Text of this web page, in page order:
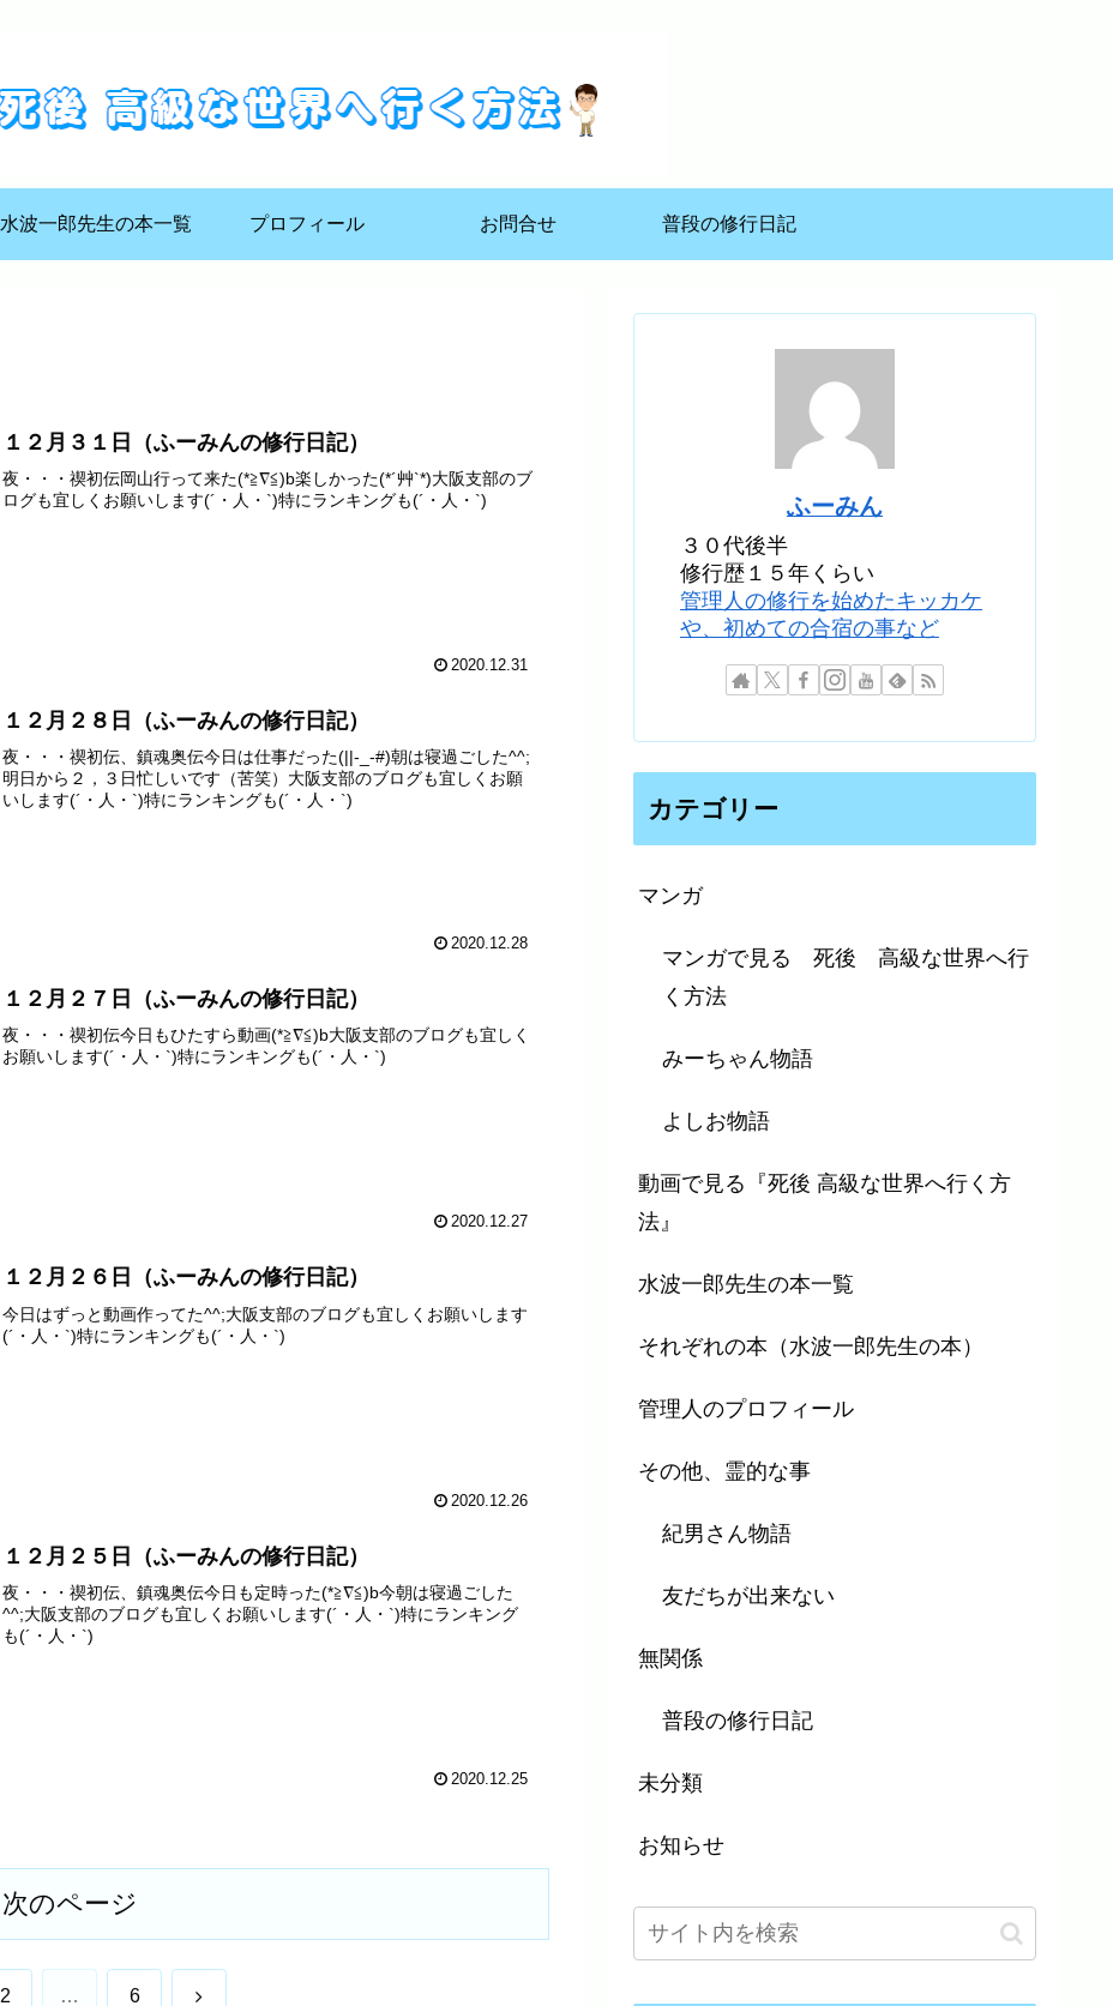
水波一郎先生の本一覧 プロフィール お問合せ 普段の修行日記
１２月３１日（ふーみんの修行日記）
夜・・・禊初伝岡山行って来た(*≧∇≦)b楽しかった(*´艸`*)大阪支部のブ
ログも宜しくお願いします(´・人・`)特にランキングも(´・人・`)
2020.12.31
１２月２８日（ふーみんの修行日記）
夜・・・禊初伝、鎮魂奥伝今日は仕事だった(||-_-#)朝は寝過ごした^^;
明日から２，３日忙しいです（苦笑）大阪支部のブログも宜しくお願
いします(´・人・`)特にランキングも(´・人・`)
2020.12.28
１２月２７日（ふーみんの修行日記）
夜・・・禊初伝今日もひたすら動画(*≧∇≦)b大阪支部のブログも宜しく
お願いします(´・人・`)特にランキングも(´・人・`)
2020.12.27
１２月２６日（ふーみんの修行日記）
今日はずっと動画作ってた^^;大阪支部のブログも宜しくお願いします
(´・人・`)特にランキングも(´・人・`)
2020.12.26
１２月２５日（ふーみんの修行日記）
夜・・・禊初伝、鎮魂奥伝今日も定時った(*≧∇≦)b今朝は寝過ごした
^^;大阪支部のブログも宜しくお願いします(´・人・`)特にランキング
も(´・人・`)
2020.12.25
次のページ
2 … 6 次
ふーみん
３０代後半
修行歴１５年くらい
管理人の修行を始めたキッカケ
や、初めての合宿の事など
カテゴリー
マンガ
マンガで見る 死後 高級な世界へ行
く方法
みーちゃん物語
よしお物語
動画で見る『死後 高級な世界へ行く方
法』
水波一郎先生の本一覧
それぞれの本（水波一郎先生の本）
管理人のプロフィール
その他、霊的な事
紀男さん物語
友だちが出来ない
無関係
普段の修行日記
未分類
お知らせ